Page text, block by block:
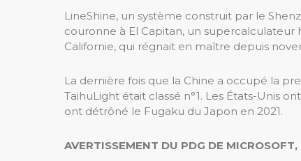
LineShine, un système construit par le
couronne à El Capitan, un
Californie, qui régnait en maître depuis
La dernière fois que la Chine a occupé la
TaihuLight était classé n°1. Les États-Unis
ont détrôné le Fugaku du Japon en 2021.
AVERTISSEMENT DU PDG DE